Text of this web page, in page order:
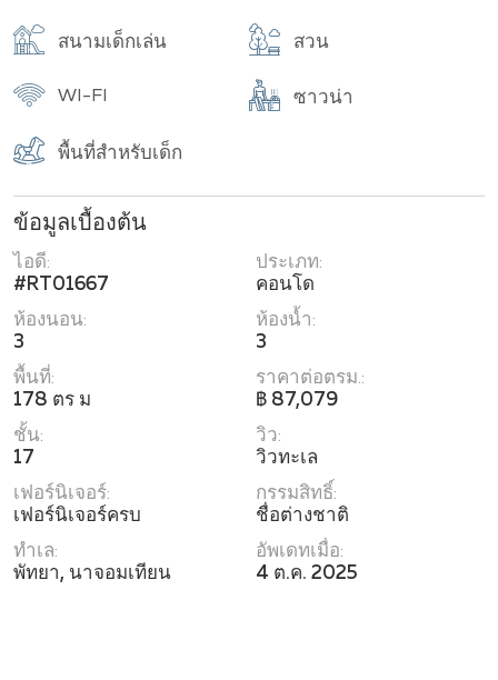
สนามเด็กเล่น สวน
WI-FI ซาวน่า
พื้นที่สำหรับเด็ก
ข้อมูลเบื้องต้น
ไอดี:
#RT01667
ประเภท:
คอนโด
ห้องนอน:
3
ห้องน้ำ:
3
พื้นที่:
178 ตร ม
ราคาต่อตรม.:
฿ 87,079
ชั้น:
17
วิว:
วิวทะเล
เฟอร์นิเจอร์:
เฟอร์นิเจอร์ครบ
กรรมสิทธิ์:
ชื่อต่างชาติ
ทำเล:
พัทยา, นาจอมเทียน
อัพเดทเมื่อ:
4 ต.ค. 2025